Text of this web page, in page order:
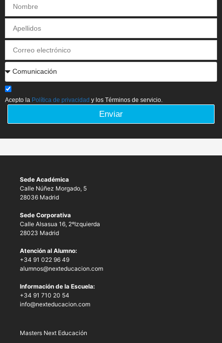
Acepto la Política de privacidad y los Términos de servicio.
Enviar
Sede Académica
Calle Núñez Morgado, 5
28036 Madrid
Sede Corporativa
Calle Alsasua 16, 2ºIzquierda
28023 Madrid
Atención al Alumno:
+34 91 022 96 49
alumnos@nexteducacion.com
Información de la Escuela:
+34 91 710 20 54
info@nexteducacion.com
Masters Next Educación